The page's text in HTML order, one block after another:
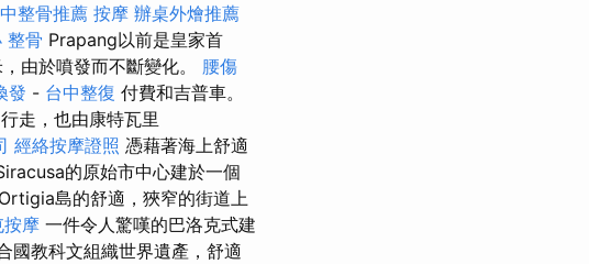
整骨推薦 按摩 辦桌外燴推薦
整骨 Prapang以前是皇家首
由於噴發而不斷變化。 腰傷
發 - 台中整復 付費和吉普車。
走，也由康特瓦里
經絡按摩證照 憑藉著海上舒適
的原始市中心建於一個
島的舒適，狹窄的街道上
按摩 一件令人驚嘆的巴洛克式建
國教科文組織世界遺產，舒適